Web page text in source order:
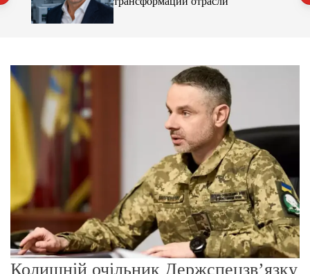
с
о
р
е
ж
и
м
у
Колишній очільник Держспецзв’язку